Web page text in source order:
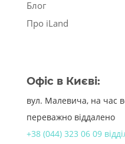
Блог
Про iLand
Офіс в Києві:
вул. Малевича, на час
переважно віддалено
+38 (044) 323 06 09